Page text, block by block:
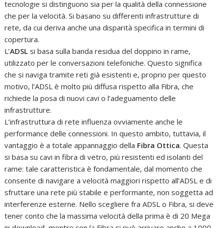
tecnologie si distinguono sia per la qualità della connessione
che per la velocità. Si basano su differenti infrastrutture di
rete, da cui deriva anche una disparità specifica in termini di
copertura.
L’ADSLsi basa sulla banda residua del doppino in rame,
utilizzato per le conversazioni telefoniche. Questo significa
che si naviga tramite reti già esistenti e, proprio per questo
motivo, l’ADSL è molto più diffusa rispetto alla Fibra, che
richiede la posa di nuovi cavi o l’adeguamento delle
infrastrutture.
L’infrastruttura di rete influenza ovviamente anche le
performance delle connessioni. In questo ambito, tuttavia, il
vantaggio è a totale appannaggio della Fibra Ottica. Questa
si basa su cavi in fibra di vetro, più resistenti ed isolanti del
rame: tale caratteristica è fondamentale, dal momento che
consente di navigare a velocità maggiori rispetto all’ADSL e di
sfruttare una rete più stabile e performante, non soggetta ad
interferenze esterne. Nello scegliere fra ADSL o Fibra, si deve
tener conto che la massima velocità della prima è di 20 Mega